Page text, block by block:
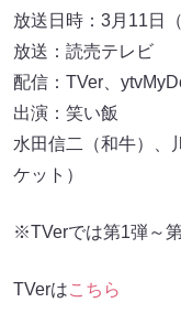
放送日時：3月11日
放送：読売テレビ
配信：TVer、
出演：笑い飯
水田信二（和牛）、
ケット）
※TVerでは第1弾～
TVerはこちら